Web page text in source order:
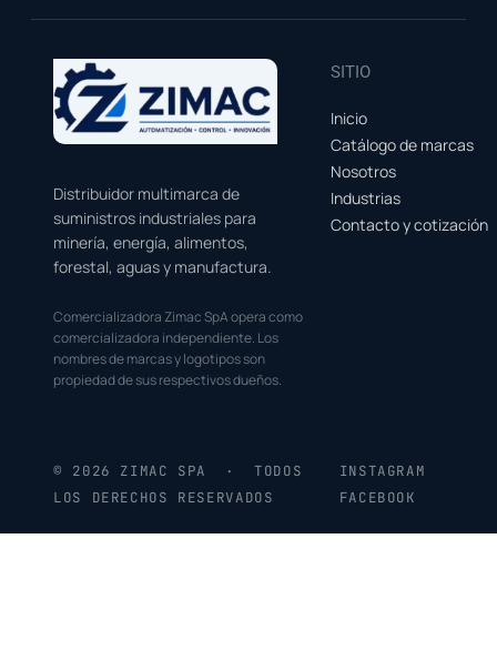
Distribuidor multimarca de
suministros industriales para
minería, energía, alimentos,
forestal, aguas y manufactura.
Comercializadora Zimac SpA opera como
comercializadora independiente. Los
nombres de marcas y logotipos son
propiedad de sus respectivos dueños.
SITIO
Inicio
Catálogo de marcas
Nosotros
Industrias
Contacto y cotización
© 2026 ZIMAC SPA · TODOS
LOS DERECHOS RESERVADOS
INSTAGRAM
FACEBOOK